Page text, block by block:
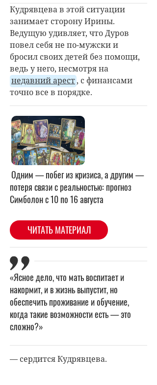
Кудрявцева в этой ситуации
занимает сторону Ирины.
Ведущую удивляет, что Дуров
повел себя не по-мужски и
бросил своих детей без помощи,
ведь у него, несмотря на
недавний арест, с финансами
точно все в порядке.
«Ясное дело, что мать воспитает и
накормит, и в жизнь выпустит, но
обеспечить проживание и обучение,
когда такие возможности есть — это
сложно?»
— сердится Кудрявцева.